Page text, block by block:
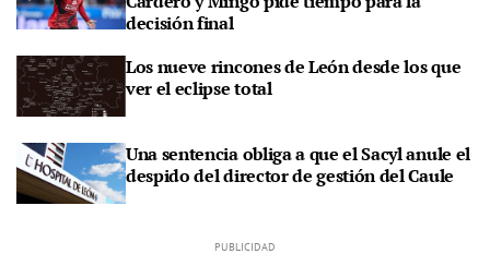
decisión final
Los nueve rincones de León desde los que
ver el eclipse total
Una sentencia obliga a que el Sacyl anule el
despido del director de gestión del Caule